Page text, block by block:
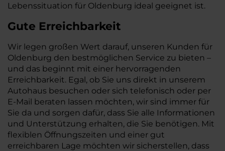
Lebenssituation für Oldenburg ideal geeignet ist.
Gute Erreichbarkeit
Wir legen großen Wert darauf, unseren Kunden für
Oldenburg den bestmöglichen Service zu bieten –
und das beginnt mit einer hervorragenden
Erreichbarkeit. Egal, ob Sie uns direkt in unserem
Autohaus besuchen oder sich telefonisch oder per
E-Mail beraten lassen möchten, wir sind immer für
Sie da und sorgen dafür, dass Sie alle Informationen
und Unterstützung erhalten, die Sie benötigen. Mit
flexiblen Öffnungszeiten und einer gut
erreichbaren Lage möchten wir sicherstellen, dass